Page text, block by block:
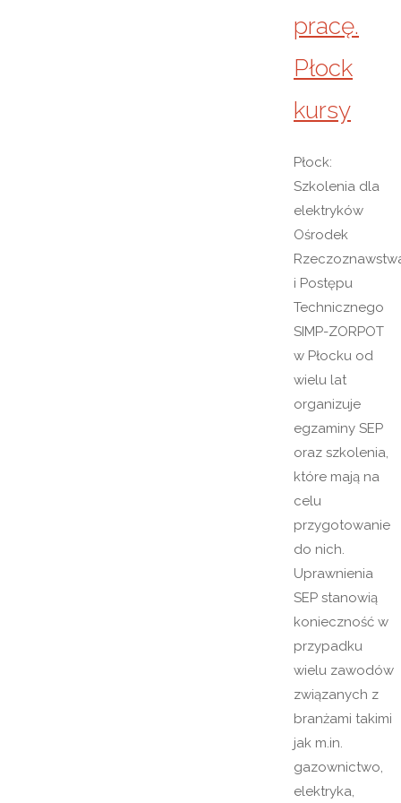
pracę.
Płock
kursy
Płock:
Szkolenia dla
elektryków
Ośrodek
i Postępu
Technicznego
SIMP-ZORPOT
w Płocku od
wielu lat
organizuje
egzaminy SEP
oraz szkolenia,
które mają na
celu
przygotowanie
do nich.
Uprawnienia
SEP stanowią
konieczność w
przypadku
wielu zawodów
związanych z
branżami takimi
jak m.in.
gazownictwo,
elektryka,